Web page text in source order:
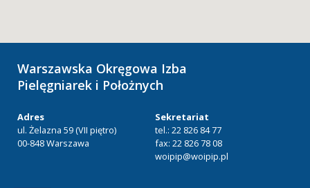
Warszawska Okręgowa Izba
Pielęgniarek i Położnych
Adres
ul. Żelazna 59 (VII piętro)
00-848 Warszawa
Sekretariat
tel.: 22 826 84 77
fax: 22 826 78 08
woipip@woipip.pl